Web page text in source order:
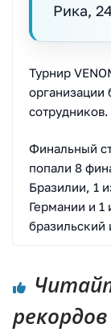
Рика,
Турнир
организации
сотрудников.
Финальный
попали 8
Бразилии, 1
Германии и
бразильский